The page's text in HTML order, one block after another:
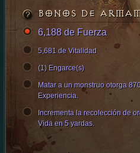
BONOS DE
6,188 de Fuerza
5,681 de Vitalidad
(1) Engarce(s)
Matar a un monstruo otorga
Experiencia.
Incrementa la recolección de
Vida en 5 yardas.